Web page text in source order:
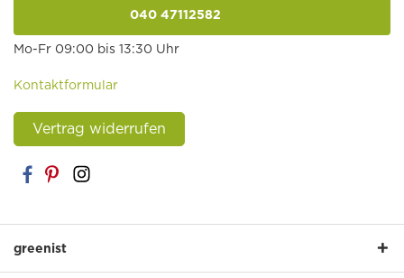
040 47112582
Mo-Fr 09:00 bis 13:30 Uhr
Kontaktformular
Vertrag widerrufen
greenist